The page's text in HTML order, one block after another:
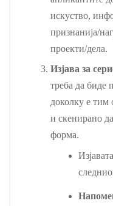
искуство,
признанија/
проекти/дела.
Изјава за
треба да биде
доколку е тим
и скенирано
форма.